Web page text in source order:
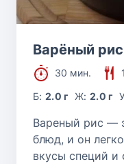
Варёный рис
30 мин.
Б:2.0 г Ж: 2.0 г
Вареный рис —
блюд, и он
вкусы специй и